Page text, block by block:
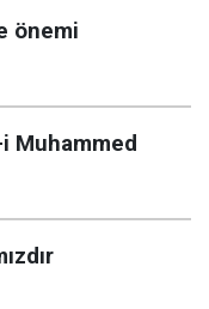
önemi
Muhammed